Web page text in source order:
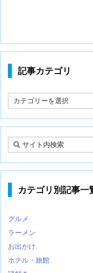
記事カテゴリ
事
テ
ゴ
リ
カテゴリ別記事一
グルメ
ラーメン
お出かけ
ホテル・旅館